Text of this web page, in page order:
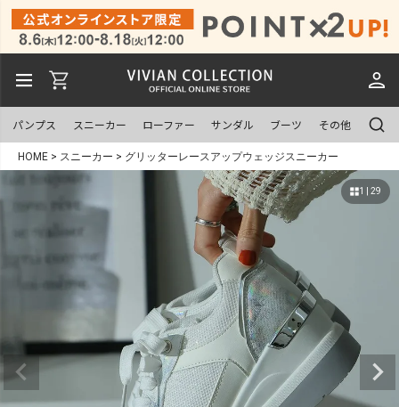
パンプス スニーカー ローファー サンダル ブーツ その他
HOME スニーカー グリッターレースアップウェッジスニーカー
1 | 29